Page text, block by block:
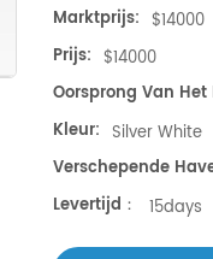
Marktprijs: $14000
Prijs: $14000
Oorsprong Van Het
Kleur: Silver White
Verschepende
Levertijd：
15days